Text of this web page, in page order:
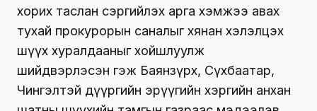
хорих таслан сэргийлэх арга хэмжээ авах
тухай прокурорын саналыг хянан хэлэлцэх
шүүх хуралдааныг хойшлуулж
шийдвэрлэсэн гэж Баянзүрх, Сүхбаатар,
Чингэлтэй дүүргийн эрүүгийн хэргийн анхан